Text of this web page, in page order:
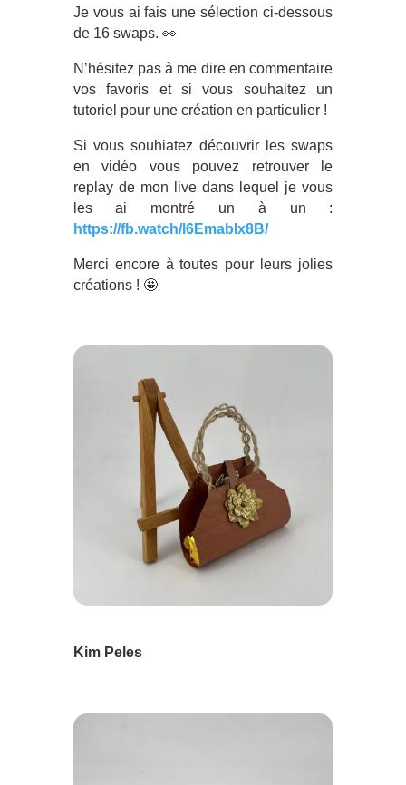
Je vous ai fais une sélection ci-dessous
de 16 swaps. 👀
N’hésitez pas à me dire en commentaire
vos favoris et si vous souhaitez un
tutoriel pour une création en particulier !
Si vous souhiatez découvrir les swaps
en vidéo vous pouvez retrouver le
replay de mon live dans lequel je vous
les ai montré un à un :
https://fb.watch/l6EmabIx8B/
Merci encore à toutes pour leurs jolies
créations ! 🤩
Kim Peles